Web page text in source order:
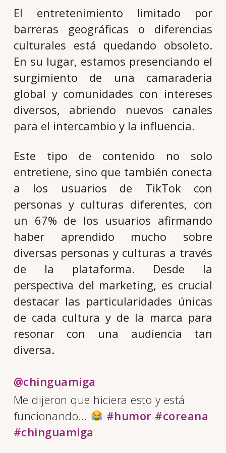
El entretenimiento limitado por
barreras geográficas o diferencias
culturales está quedando obsoleto.
En su lugar, estamos presenciando el
surgimiento de una camaradería
global y comunidades con intereses
diversos, abriendo nuevos canales
para el intercambio y la influencia.
Este tipo de contenido no solo
entretiene, sino que también conecta
a los usuarios de TikTok con
personas y culturas diferentes, con
un 67% de los usuarios afirmando
haber aprendido mucho sobre
diversas personas y culturas a través
de la plataforma. Desde la
perspectiva del marketing, es crucial
destacar las particularidades únicas
de cada cultura y de la marca para
resonar con una audiencia tan
diversa.
@chinguamiga
Me dijeron que hiciera esto y está
funcionando…
#humor #coreana
#chinguamiga